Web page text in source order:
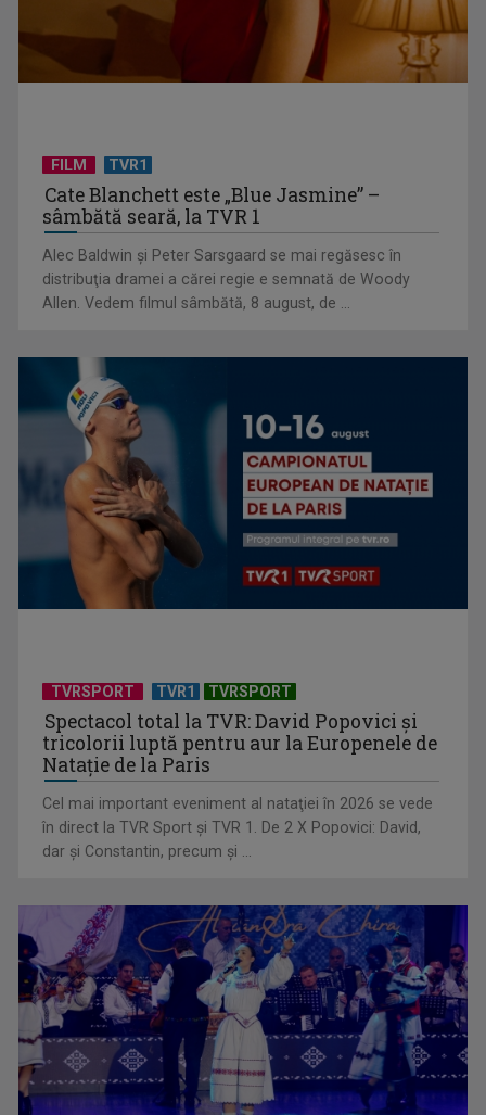
Primul Palme d'Or al lui Emir Kusturica este „Filmul de artă”
de duminică, ...
Cum ar fi „Vacanţa în casa din Franţa”? Ne facem o idee
urmărind ...
loialitate și ...
FILM TVR1
Cate Blanchett este „Blue Jasmine” –
sâmbătă seară, la TVR 1
Alec Baldwin şi Peter Sarsgaard se mai regăsesc în
distribuţia dramei a cărei regie e semnată de Woody
Allen. Vedem filmul sâmbătă, 8 august, de ...
TVRSPORT TVR1 TVRSPORT
Spectacol total la TVR: David Popovici și
tricolorii luptă pentru aur la Europenele de
Natație de la Paris
Cel mai important eveniment al nataţiei în 2026 se vede
în direct la TVR Sport şi TVR 1. De 2 X Popovici: David,
dar şi Constantin, precum şi ...